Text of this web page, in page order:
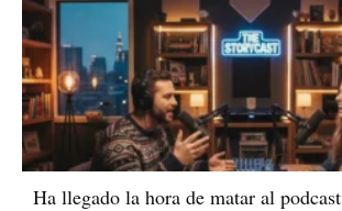
Ha llegado la hora de matar al podcast